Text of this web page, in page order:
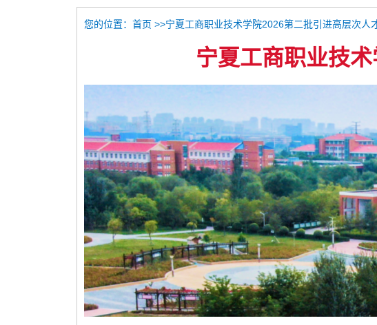
您的位置： 首页 >>宁夏工商职业技术学院2026第二批引进高层次人
宁夏工商职业技